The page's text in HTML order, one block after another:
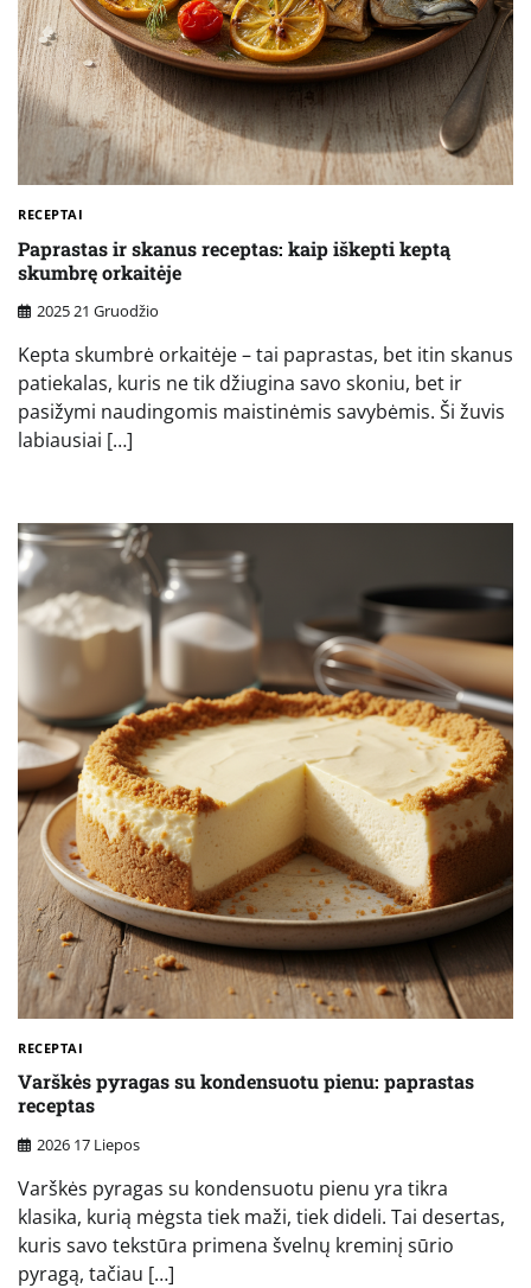
RECEPTAI
Paprastas ir skanus receptas: kaip iškepti keptą
skumbrę orkaitėje
2025 21 Gruodžio
Kepta skumbrė orkaitėje – tai paprastas, bet itin skanus
patiekalas, kuris ne tik džiugina savo skoniu, bet ir
pasižymi naudingomis maistinėmis savybėmis. Ši žuvis
labiausiai […]
RECEPTAI
Varškės pyragas su kondensuotu pienu: paprastas
receptas
2026 17 Liepos
Varškės pyragas su kondensuotu pienu yra tikra
klasika, kurią mėgsta tiek maži, tiek dideli. Tai desertas,
kuris savo tekstūra primena švelnų kreminį sūrio
pyragą, tačiau […]